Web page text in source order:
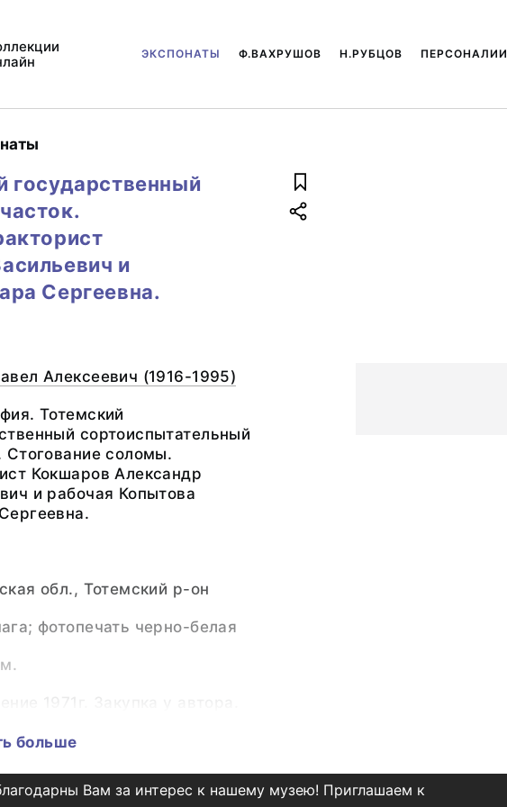
ЭКСПОНАТЫ Ф.ВАХРУШОВ Н.РУБЦОВ ПЕРСОНАЛИИ
государственный
и
Сергеевна.
Алексеевич (1916-1995)
Тотемский
сортоиспытательный
Стогование соломы.
Кокшаров Александр
и рабочая Копытова
обл., Тотемский р-он
фотопечать черно-белая
больше
Вам за интерес к нашему музею! Приглашаем к